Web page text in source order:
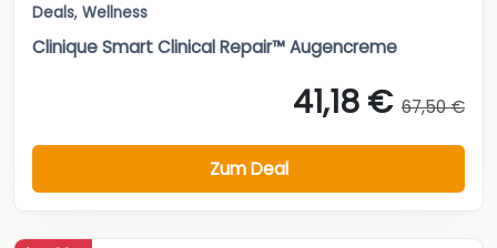
Deals, Wellness
Clinique Smart Clinical Repair™ Augencreme
41,18 € 67,50 €
Zum Deal